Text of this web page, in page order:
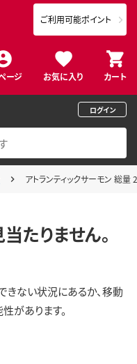
ージ お気に入り カート
ご利用可能ポイント
ログイン
アトランティックサーモン 総
たりません。
きない状況にあるか、移動
があります。